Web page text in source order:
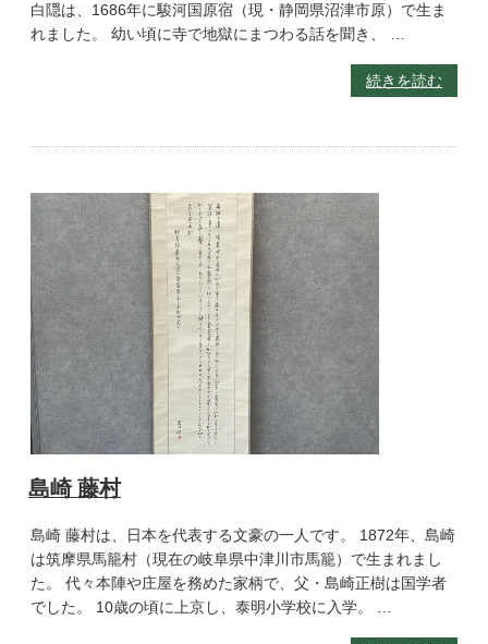
白隠は、1686年に駿河国原宿（現・静岡県沼津市原）で生ま
れました。 幼い頃に寺で地獄にまつわる話を聞き、 …
続きを読む
島崎 藤村
島崎 藤村は、日本を代表する文豪の一人です。 1872年、島崎
は筑摩県馬籠村（現在の岐阜県中津川市馬籠）で生まれまし
た。 代々本陣や庄屋を務めた家柄で、父・島崎正樹は国学者
でした。 10歳の頃に上京し、泰明小学校に入学。 …